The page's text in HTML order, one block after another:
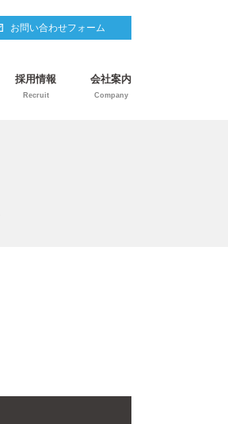
お問い合わせフォーム
採用情報
Recruit
会社案内
Company